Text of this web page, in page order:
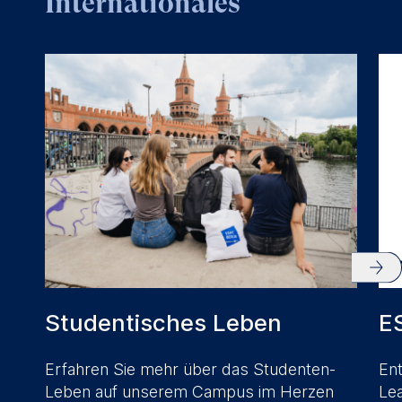
Studentisches Leben
Erfahren Sie mehr über das Studenten-
Leben auf unserem Campus im Herzen